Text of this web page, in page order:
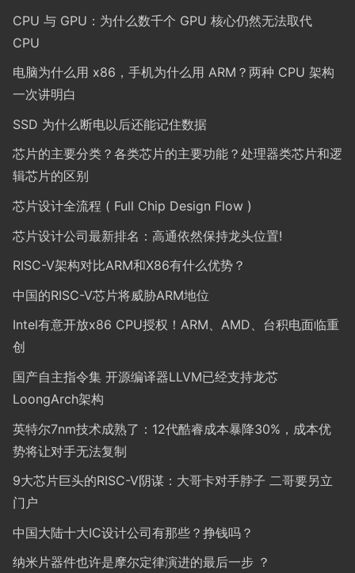
CPU 与 GPU：为什么数千个 GPU 核心仍然无法取代
CPU
电脑为什么用 x86，手机为什么用 ARM？两种 CPU 架构
一次讲明白
SSD 为什么断电以后还能记住数据
芯片的主要分类？各类芯片的主要功能？处理器类芯片和逻
辑芯片的区别
芯片设计全流程 ( Full Chip Design Flow )
芯片设计公司最新排名：高通依然保持龙头位置!
RISC-V架构对比ARM和X86有什么优势？
中国的RISC-V芯片将威胁ARM地位
Intel有意开放x86 CPU授权！ARM、AMD、台积电面临重
创
国产自主指令集 开源编译器LLVM已经支持龙芯
LoongArch架构
英特尔7nm技术成熟了：12代酷睿成本暴降30%，成本优
势将让对手无法复制
9大芯片巨头的RISC-V阴谋：大哥卡对手脖子 二哥要另立
门户
中国大陆十大IC设计公司有那些？挣钱吗？
纳米片器件也许是摩尔定律演进的最后一步 ？